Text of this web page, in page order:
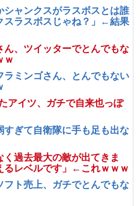
シャンクスがラスボスとは誰
スラスボスじゃね？」←結果
ん、ツイッターでとんでもな
ｗ
ラミンゴさん、とんでもない
アイツ、ガチで自来也っぽ
すぎて自衛隊に手も足も出な
く過去最大の敵が出てきま
るレベルです」←これｗｗｗ
フト売上、ガチでとんでもな